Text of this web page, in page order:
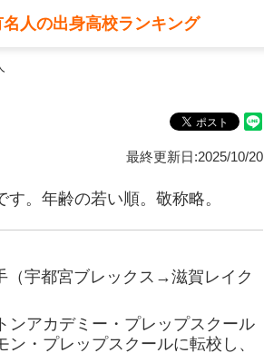
名人の出身高校ランキング
最終更新日:2025/10/20
。年齢の若い順。敬称略。
（宇都宮ブレックス→滋賀レイク
アカデミー・プレップスクール
・プレップスクールに転校し、